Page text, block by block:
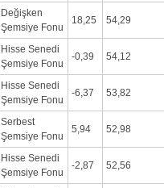
Değişken
Şemsiye Fonu
18,25 54,29
Hisse Senedi
Şemsiye Fonu
-0,39 54,12
Hisse Senedi
Şemsiye Fonu
-6,37 53,82
Serbest
Şemsiye Fonu
5,94 52,98
Hisse Senedi
Şemsiye Fonu
-2,87 52,56